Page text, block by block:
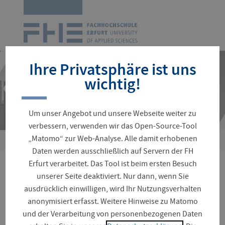
Navigation
überspringen
Sie
sind
hier:
Transportemissionen im
Gebäudelebenszyklus
Ihre Privatsphäre ist uns
wichtig!
Um unser Angebot und unsere Webseite weiter zu
verbessern, verwenden wir das Open-Source-Tool
„Matomo“ zur Web-Analyse. Alle damit erhobenen
Daten werden ausschließlich auf Servern der FH
Erfurt verarbeitet. Das Tool ist beim ersten Besuch
unserer Seite deaktiviert. Nur dann, wenn Sie
ausdrücklich einwilligen, wird Ihr Nutzungsverhalten
anonymisiert erfasst. Weitere Hinweise zu Matomo
und der Verarbeitung von personenbezogenen Daten